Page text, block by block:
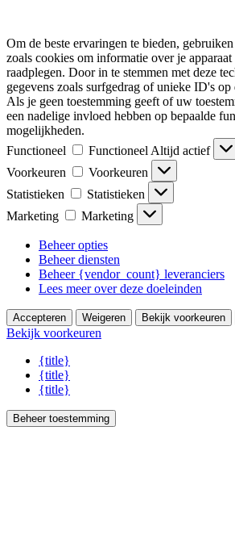
Om de beste ervaringen te bieden,
zoals cookies om informatie over je
raadplegen. Door in te stemmen met deze
gegevens zoals surfgedrag of unieke ID's op
Als je geen toestemming geeft of uw
een nadelige invloed hebben op bepaalde
mogelijkheden.
Functioneel
FunctioneelAltijd actief
Voorkeuren
Voorkeuren
Statistieken
Statistieken
Marketing
Marketing
Beheer opties
Beheer diensten
Beheer {vendor_count} leveranciers
Lees meer over deze doeleinden
Accepteren Weigeren Bekijk voorkeuren
Bekijk voorkeuren
{title}
{title}
{title}
Beheer toestemming